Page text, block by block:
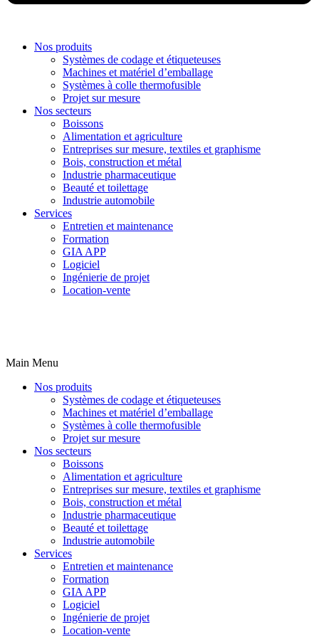
Nos produits
Systèmes de codage et étiqueteuses
Machines et matériel d’emballage
Systèmes à colle thermofusible
Projet sur mesure
Nos secteurs
Boissons
Alimentation et agriculture
Entreprises sur mesure, textiles et graphisme
Bois, construction et métal
Industrie pharmaceutique
Beauté et toilettage
Industrie automobile
Services
Entretien et maintenance
Formation
GIA APP
Logiciel
Ingénierie de projet
Location-vente
Main Menu
Nos produits
Systèmes de codage et étiqueteuses
Machines et matériel d’emballage
Systèmes à colle thermofusible
Projet sur mesure
Nos secteurs
Boissons
Alimentation et agriculture
Entreprises sur mesure, textiles et graphisme
Bois, construction et métal
Industrie pharmaceutique
Beauté et toilettage
Industrie automobile
Services
Entretien et maintenance
Formation
GIA APP
Logiciel
Ingénierie de projet
Location-vente